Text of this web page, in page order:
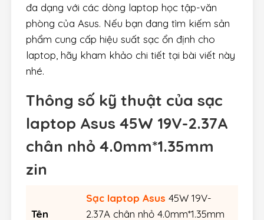
đa dạng với các dòng laptop học tập-văn
phòng của Asus. Nếu bạn đang tìm kiếm sản
phẩm cung cấp hiệu suất sạc ổn định cho
laptop, hãy kham khảo chi tiết tại bài viết này
nhé.
Thông số kỹ thuật của sạc
laptop Asus 45W 19V-2.37A
chân nhỏ 4.0mm*1.35mm
zin
Tên
Sạc laptop Asus 45W 19V-
2.37A chân nhỏ 4.0mm*1.35mm